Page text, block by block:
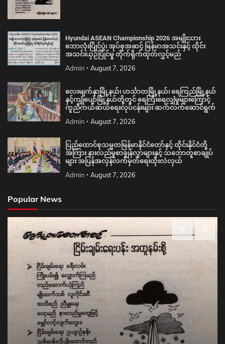
Hyundai ASEAN Championship 2026 အမျိုးသား
ဘောလုံးပြိုင်ပွဲ၊ အုပ်စုအဆင့် မြန်မာအသင်းနှင့် ထိုင်း
အသင်းယှဉ်ပြိုင်မှု တိုက်ရိုက်ထုတ်လွှင့်မည်
Admin August 7, 2026
လေးမျက်နှာမြို့နယ်၊ ဟင်္သာတမြို့နယ်၊ ရေကြည်မြို့နယ်
နှင့်ကျုံပျော်မြို့နယ်တို့တွင် ရေကြီးရေလျှံမှုများကြောင့်
ကူညီကယ်ဆယ်ရေးလုပ်ငန်းများ ဆက်လက်ဆောင်ရွက်
Admin August 7, 2026
ပြည်ထောင်စုသမ္မတမြန်မာနိုင်ငံတော်နှင့် ထိုင်းနိုင်ငံတို့
အကြား နားလည်မှုစာချွန်လွှာများနှင့် သဘောတူစာချုပ်
များ အပြန်အလှန်လက်မှတ်ရေးထိုးလဲလှယ်
Admin August 7, 2026
Popular News